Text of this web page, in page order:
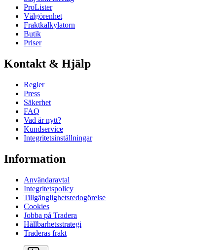
ProLister
Välgörenhet
Fraktkalkylatorn
Butik
Priser
Kontakt & Hjälp
Regler
Press
Säkerhet
FAQ
Vad är nytt?
Kundservice
Integritetsinställningar
Information
Användaravtal
Integritetspolicy
Tillgänglighetsredogörelse
Cookies
Jobba på Tradera
Hållbarhetsstrategi
Traderas frakt